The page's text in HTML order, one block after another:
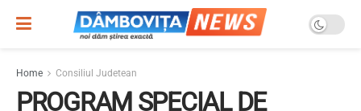
Home Consiliul Judetean
PROGRAM SPECIAL DE